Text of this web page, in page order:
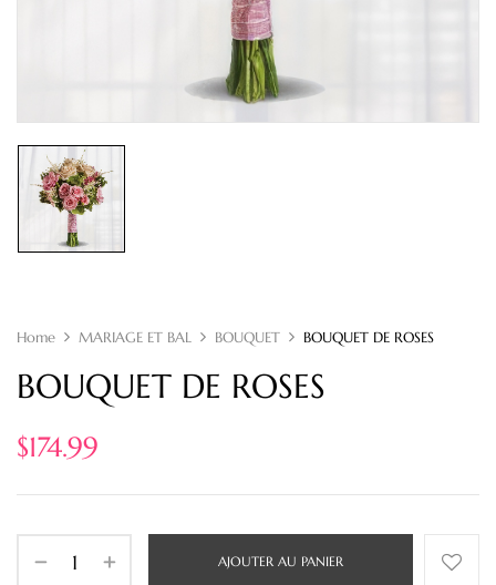
Home MARIAGE ET BAL BOUQUET BOUQUET DE ROSES
BOUQUET DE ROSES
$174.99
AJOUTER AU PANIER